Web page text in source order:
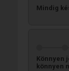
Mindig
Könnyen
könnyen